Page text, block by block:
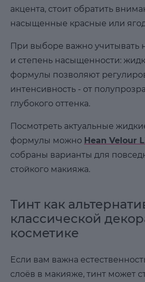
акцента, стоит обратить
насыщенные красные или
При выборе важно учитывать
и степень насыщенности:
формулы позволяют
интенсивность - от
глубокого оттенка.
Посмотреть актуальные
формулы можно Hean Velour
собраны варианты для
стойкого макияжа.
Тинт как
классической
косметике
Если вам важна
слоёв в макияже, тинт может